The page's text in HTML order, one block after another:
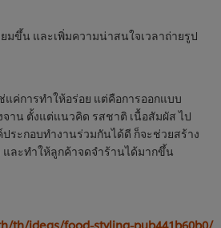
มขึ้น และเพิ่มความน่าสนใจเวลาถ่ายรูป
แค่การทำให้อร่อย แต่คือการออกแบบ
าน ตั้งแต่แนวคิด รสชาติ เนื้อสัมผัส ไป
ระกอบทำงานร่วมกันได้ดี ก็จะช่วยสร้าง
ละทำให้ลูกค้าจดจำร้านได้มากขึ้น
th/ideas/food-styling-pub441b60b0/